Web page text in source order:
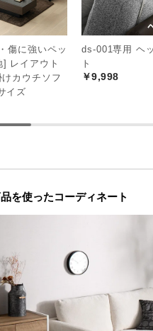
場面で使えます。
傷に強いペッ
] レイアウト
カウチソフ
イズ
ds-001専用 ヘ
ト
￥9,998
を使ったコーディネート